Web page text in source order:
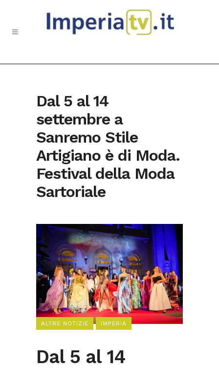
Dal 5 al 14
settembre a
Sanremo Stile
Artigiano è di Moda.
Festival della Moda
Sartoriale
ALTRE NOTIZIE IMPERIA
Dal 5 al 14